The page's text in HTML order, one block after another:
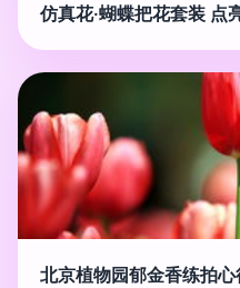
仿真花·蝴蝶把花套装 点
北京植物园郁金香练拍